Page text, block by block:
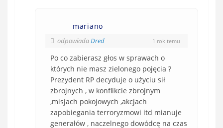
mariano
odpowiadaDred 1 rok temu
Po co zabierasz głos w sprawach o
których nie masz zielonego pojęcia ?
Prezydent RP decyduje o użyciu sił
zbrojnych , w konflikcie zbrojnym
,misjach pokojowych ,akcjach
zapobiegania terroryzmowi itd mianuje
generałów , naczelnego dowódcę na czas